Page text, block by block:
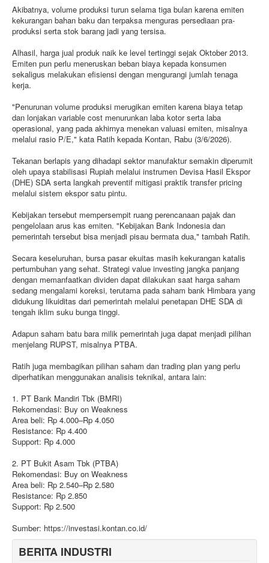
Akibatnya, volume produksi turun selama tiga bulan karena emiten
kekurangan bahan baku dan terpaksa menguras persediaan pra-
produksi serta stok barang jadi yang tersisa.
Alhasil, harga jual produk naik ke level tertinggi sejak Oktober 2013.
Emiten pun perlu meneruskan beban biaya kepada konsumen
sekaligus melakukan efisiensi dengan mengurangi jumlah tenaga
kerja.
"Penurunan volume produksi merugikan emiten karena biaya tetap
dan lonjakan variable cost menurunkan laba kotor serta laba
operasional, yang pada akhirnya menekan valuasi emiten, misalnya
melalui rasio P/E," kata Ratih kepada Kontan, Rabu (3/6/2026).
Tekanan berlapis yang dihadapi sektor manufaktur semakin diperumit
oleh upaya stabilisasi Rupiah melalui instrumen Devisa Hasil Ekspor
(DHE) SDA serta langkah preventif mitigasi praktik transfer pricing
melalui sistem ekspor satu pintu.
Kebijakan tersebut mempersempit ruang perencanaan pajak dan
pengelolaan arus kas emiten. "Kebijakan Bank Indonesia dan
pemerintah tersebut bisa menjadi pisau bermata dua," tambah Ratih.
Secara keseluruhan, bursa pasar ekuitas masih kekurangan katalis
pertumbuhan yang sehat. Strategi value investing jangka panjang
dengan memanfaatkan dividen dapat dilakukan saat harga saham
sedang mengalami koreksi, terutama pada saham bank Himbara yang
didukung likuiditas dari pemerintah melalui penetapan DHE SDA di
tengah iklim suku bunga tinggi.
Adapun saham batu bara milik pemerintah juga dapat menjadi pilihan
menjelang RUPST, misalnya PTBA.
Ratih juga membagikan pilihan saham dan trading plan yang perlu
diperhatikan menggunakan analisis teknikal, antara lain:
1. PT Bank Mandiri Tbk (BMRI)
Rekomendasi: Buy on Weakness
Area beli: Rp 4.000–Rp 4.050
Resistance: Rp 4.400
Support: Rp 4.000
2. PT Bukit Asam Tbk (PTBA)
Rekomendasi: Buy on Weakness
Area beli: Rp 2.540–Rp 2.580
Resistance: Rp 2.850
Support: Rp 2.500
Sumber: https://investasi.kontan.co.id/
BERITA INDUSTRI